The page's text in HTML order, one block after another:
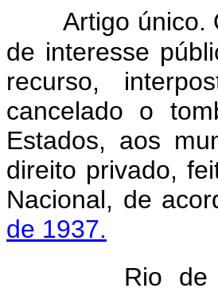
Artigo único.
de interesse
recurso,
cancelado o
Estados, aos
direito privado,
Nacional, de
de 1937.
Rio de